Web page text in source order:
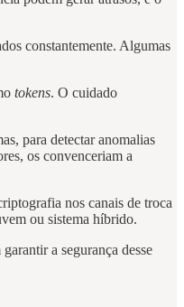
constantemente. Algumas
tokens. O cuidado
para detectar anomalias
os convenceriam a
nos canais de troca
ou sistema híbrido.
a segurança desse